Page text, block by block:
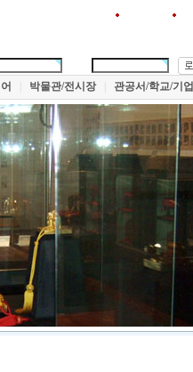
박물관/전시장 관공서/학교/기업